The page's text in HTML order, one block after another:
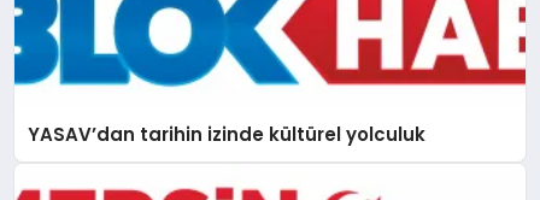
YASAV’dan tarihin izinde kültürel yolculuk